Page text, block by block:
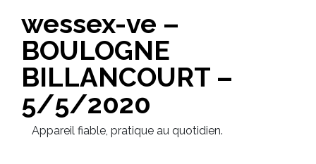
wessex-ve –
BOULOGNE
BILLANCOURT –
5/5/2020
Appareil fiable, pratique au quotidien.